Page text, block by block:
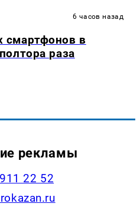
6 часов назад
смартфонов в
раза
рекламы
22 52